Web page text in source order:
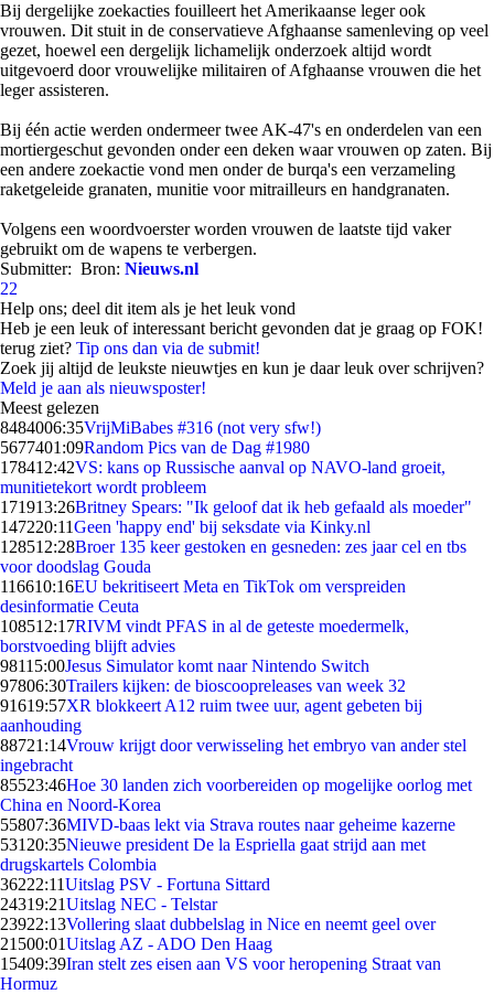
Bij dergelijke zoekacties fouilleert het Amerikaanse leger ook
vrouwen. Dit stuit in de conservatieve Afghaanse samenleving op veel
gezet, hoewel een dergelijk lichamelijk onderzoek altijd wordt
uitgevoerd door vrouwelijke militairen of Afghaanse vrouwen die het
leger assisteren.
Bij één actie werden ondermeer twee AK-47's en onderdelen van een
mortiergeschut gevonden onder een deken waar vrouwen op zaten. Bij
een andere zoekactie vond men onder de burqa's een verzameling
raketgeleide granaten, munitie voor mitrailleurs en handgranaten.
Volgens een woordvoerster worden vrouwen de laatste tijd vaker
gebruikt om de wapens te verbergen.
Submitter: Bron: Nieuws.nl
22
Help ons; deel dit item als je het leuk vond
Heb je een leuk of interessant bericht gevonden dat je graag op FOK!
terug ziet? Tip ons dan via de submit!
Zoek jij altijd de leukste nieuwtjes en kun je daar leuk over schrijven?
Meld je aan als nieuwsposter!
Meest gelezen
8484006:35VrijMiBabes #316 (not very sfw!)
5677401:09Random Pics van de Dag #1980
178412:42VS: kans op Russische aanval op NAVO-land groeit,
munitietekort wordt probleem
171913:26Britney Spears: "Ik geloof dat ik heb gefaald als moeder"
147220:11Geen 'happy end' bij seksdate via Kinky.nl
128512:28Broer 135 keer gestoken en gesneden: zes jaar cel en tbs
voor doodslag Gouda
116610:16EU bekritiseert Meta en TikTok om verspreiden
desinformatie Ceuta
108512:17RIVM vindt PFAS in al de geteste moedermelk,
borstvoeding blijft advies
98115:00Jesus Simulator komt naar Nintendo Switch
97806:30Trailers kijken: de bioscoopreleases van week 32
91619:57XR blokkeert A12 ruim twee uur, agent gebeten bij
aanhouding
88721:14Vrouw krijgt door verwisseling het embryo van ander stel
ingebracht
85523:46Hoe 30 landen zich voorbereiden op mogelijke oorlog met
China en Noord-Korea
55807:36MIVD-baas lekt via Strava routes naar geheime kazerne
531 20:35Nieuwe president De la Espriella gaat strijd aan met
drugskartels Colombia
36222:11Uitslag PSV - Fortuna Sittard
24319:21Uitslag NEC - Telstar
23922:13Vollering slaat dubbelslag in Nice en neemt geel over
21500:01Uitslag AZ - ADO Den Haag
15409:39Iran stelt zes eisen aan VS voor heropening Straat van
Hormuz